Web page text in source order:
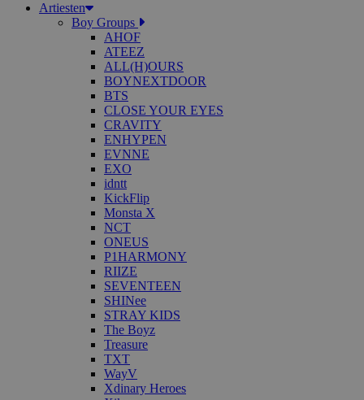
Artiesten
Boy Groups
AHOF
ATEEZ
ALL(H)OURS
BOYNEXTDOOR
BTS
CLOSE YOUR EYES
CRAVITY
ENHYPEN
EVNNE
EXO
idntt
KickFlip
Monsta X
NCT
ONEUS
P1HARMONY
RIIZE
SEVENTEEN
SHINee
STRAY KIDS
The Boyz
Treasure
TXT
WayV
Xdinary Heroes